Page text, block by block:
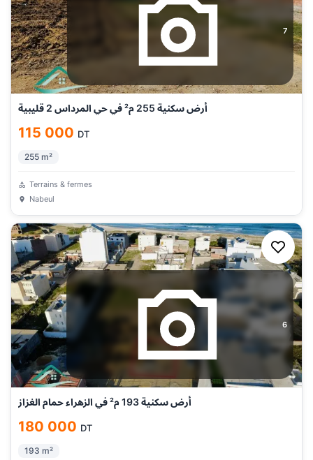
7
أرض سكنية 255 م² في حي المرداس 2 قليبية
115 000 DT
255 m²
Terrains & fermes
Nabeul
6
أرض سكنية 193 م² في الزهراء حمام الغزاز
180 000 DT
193 m²